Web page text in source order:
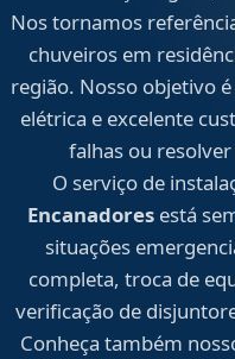
Nos tornamos
chuveiros em
região. Nosso objetivo
elétrica e excelente
falhas ou
O serviço de
Encanadores está
situações
completa, troca de
verificação de
Conheça também